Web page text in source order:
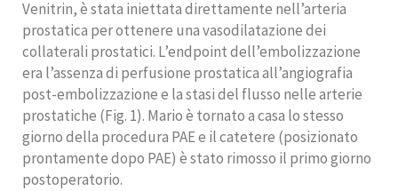
Venitrin, è stata iniettata direttamente nell’arteria
prostatica per ottenere una vasodilatazione dei
collaterali prostatici. L’endpoint dell’embolizzazione
era l’assenza di perfusione prostatica all’angiografia
post-embolizzazione e la stasi del flusso nelle arterie
prostatiche (Fig. 1). Mario è tornato a casa lo stesso
giorno della procedura PAE e il catetere (posizionato
prontamente dopo PAE) è stato rimosso il primo giorno
postoperatorio.